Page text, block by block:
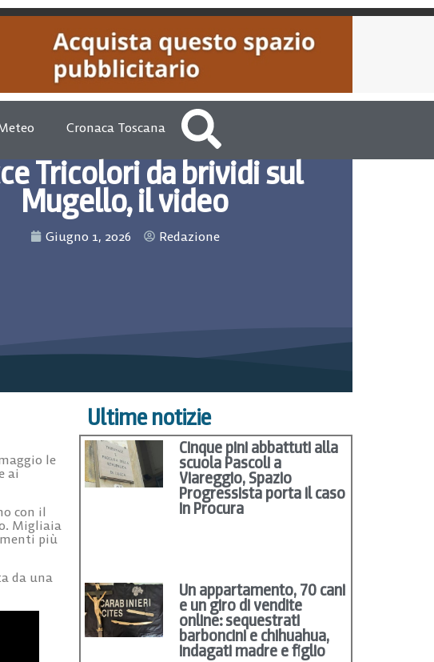
Cronaca Toscana
Tricolori da brividi sul
Mugello, il video
Giugno 1, 2026 Redazione
le
ai
con il
Migliaia
più
da una
Ultime notizie
Cinque pini abbattuti alla
scuola Pascoli a
Viareggio, Spazio
Progressista porta il caso
in Procura
Un appartamento, 70 cani
e un giro di vendite
online: sequestrati
barboncini e chihuahua,
indagati madre e figlio